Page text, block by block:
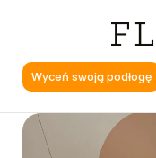
Wyceń swoją podłogę